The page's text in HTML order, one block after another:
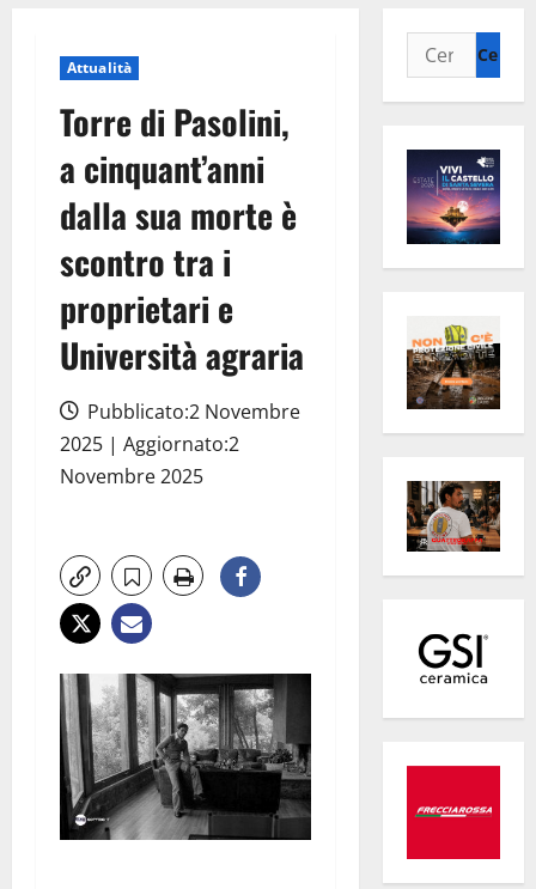
Attualità
Torre di Pasolini,
a cinquant’anni
dalla sua morte è
scontro tra i
proprietari e
Università agraria
Pubblicato:2 Novembre
2025 | Aggiornato:2
Novembre 2025
Ricerca
per: